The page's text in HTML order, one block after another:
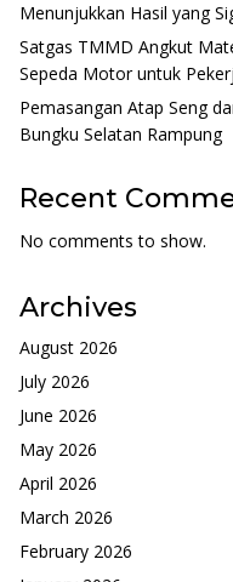
Menunjukkan Hasil yang
Satgas TMMD Angkut
Sepeda Motor untuk
Pemasangan Atap Seng
Bungku Selatan Rampung
Recent
No comments to show.
Archives
August 2026
July 2026
June 2026
May 2026
April 2026
March 2026
February 2026